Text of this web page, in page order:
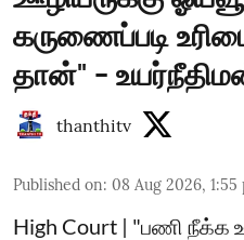
கருணைப்படி
தான்" -
thanthitv
Published on: 08 Aug 2026, 1:55
High Court | "பணி நீக்க